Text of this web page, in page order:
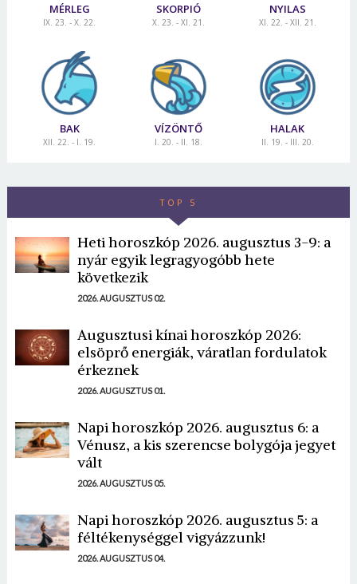
MÉRLEG
IX. 23. - X. 22.
SKORPIÓ
X. 23. - XI. 21.
NYILAS
XI. 22. - XII. 21.
BAK
XII. 22. - I. 19.
VÍZÖNTŐ
I. 20. - II. 18.
HALAK
II. 19. - III. 20.
TOP 5
Heti horoszkóp 2026. augusztus 3-9: a
nyár egyik legragyogóbb hete
következik
2026. AUGUSZTUS 02.
Augusztusi kínai horoszkóp 2026:
elsöprő energiák, váratlan fordulatok
érkeznek
2026. AUGUSZTUS 01.
Napi horoszkóp 2026. augusztus 6: a
Vénusz, a kis szerencse bolygója jegyet
vált
2026. AUGUSZTUS 05.
Napi horoszkóp 2026. augusztus 5: a
féltékenységgel vigyázzunk!
2026. AUGUSZTUS 04.